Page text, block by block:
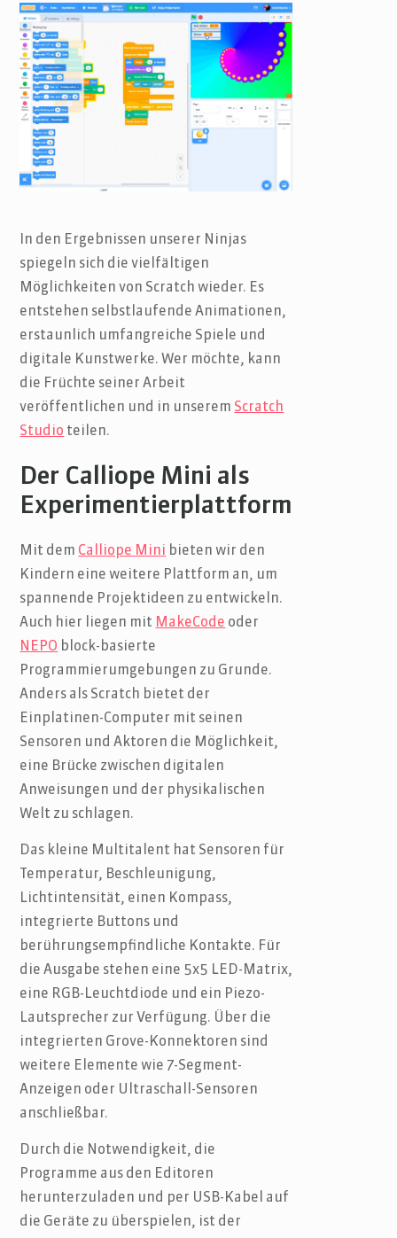
In den Ergebnissen unserer Ninjas
spiegeln sich die vielfältigen
Möglichkeiten von Scratch wieder. Es
entstehen selbstlaufende Animationen,
erstaunlich umfangreiche Spiele und
digitale Kunstwerke. Wer möchte, kann
die Früchte seiner Arbeit
veröffentlichen und in unserem Scratch
Studio teilen.
Der Calliope Mini als
Experimentierplattform
Mit dem Calliope Mini bieten wir den
Kindern eine weitere Plattform an, um
spannende Projektideen zu entwickeln.
Auch hier liegen mit MakeCode oder
NEPO block-basierte
Programmierumgebungen zu Grunde.
Anders als Scratch bietet der
Einplatinen-Computer mit seinen
Sensoren und Aktoren die Möglichkeit,
eine Brücke zwischen digitalen
Anweisungen und der physikalischen
Welt zu schlagen.
Das kleine Multitalent hat Sensoren für
Temperatur, Beschleunigung,
Lichtintensität, einen Kompass,
integrierte Buttons und
berührungsempfindliche Kontakte. Für
die Ausgabe stehen eine 5x5 LED-Matrix,
eine RGB-Leuchtdiode und ein Piezo-
Lautsprecher zur Verfügung. Über die
integrierten Grove-Konnektoren sind
weitere Elemente wie 7-Segment-
Anzeigen oder Ultraschall-Sensoren
anschließbar.
Durch die Notwendigkeit, die
Programme aus den Editoren
herunterzuladen und per USB-Kabel auf
die Geräte zu überspielen, ist der